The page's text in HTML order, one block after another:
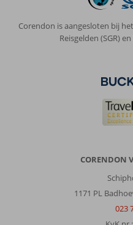
Corendon is aangesloten bij
Reisgelden (SGR)
CORENDON
1171 PL
023